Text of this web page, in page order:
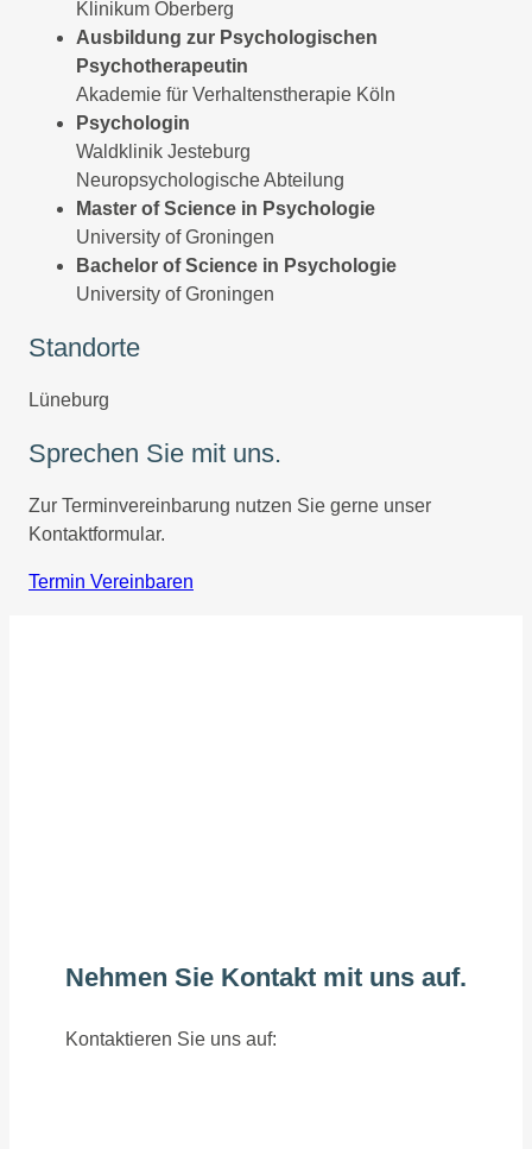
Klinikum Oberberg
Ausbildung zur Psychologischen
Psychotherapeutin
Akademie für Verhaltenstherapie Köln
Psychologin
Waldklinik Jesteburg
Neuropsychologische Abteilung
Master of Science in Psychologie
University of Groningen
Bachelor of Science in Psychologie
University of Groningen
Standorte
Lüneburg
Sprechen Sie mit uns.
Zur Terminvereinbarung nutzen Sie gerne unser
Kontaktformular.
Termin Vereinbaren
Nehmen Sie Kontakt mit uns auf.
Kontaktieren Sie uns auf: